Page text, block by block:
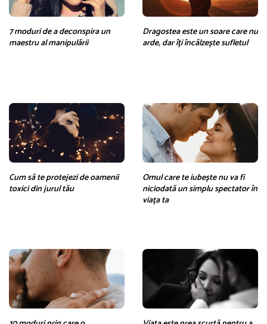
7 moduri de a deconspira un
maestru al manipulării
Dragostea este un soare care nu
arde, dar îți încălzește sufletul
Cum să te protejezi de oamenii
toxici din jurul tău
Omul care te iubește nu va fi
niciodată un simplu spectator în
viața ta